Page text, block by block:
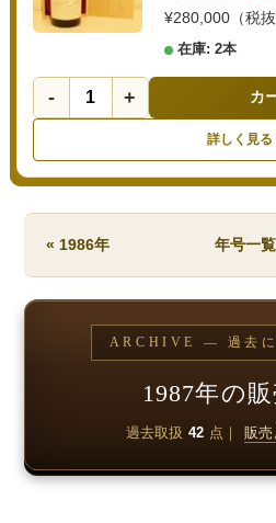
¥280,000（税抜
在庫: 2本
- + カ
詳しく見る
« 1986年 年号一覧
ARCHIVE — 過去に
1987年の
過去取扱 42 点｜ 販